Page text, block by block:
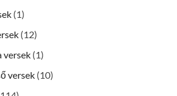
(1)
(12)
versek (1)
versek (10)